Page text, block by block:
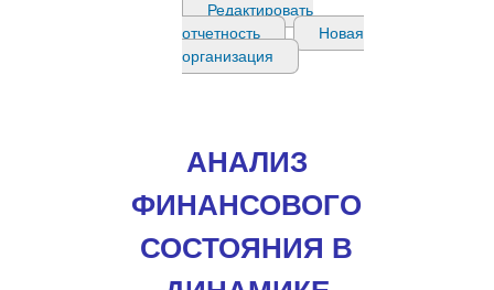
Редактировать
отчетность
Новая
организация
АНАЛИЗ
ФИНАНСОВОГО
СОСТОЯНИЯ В